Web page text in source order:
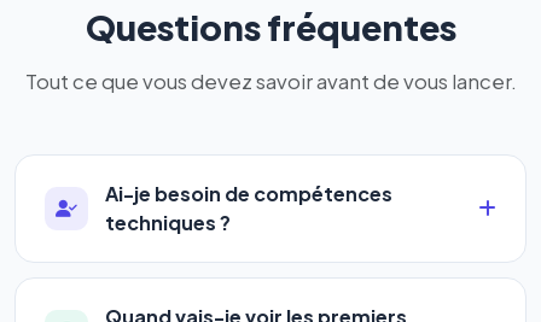
Questions fréquentes
Tout ce que vous devez savoir avant de vous lancer.
Ai-je besoin de compétences
techniques ?
Absolument pas. Notre logiciel a été conçu pour
être accessible àtous les profils: artisans,